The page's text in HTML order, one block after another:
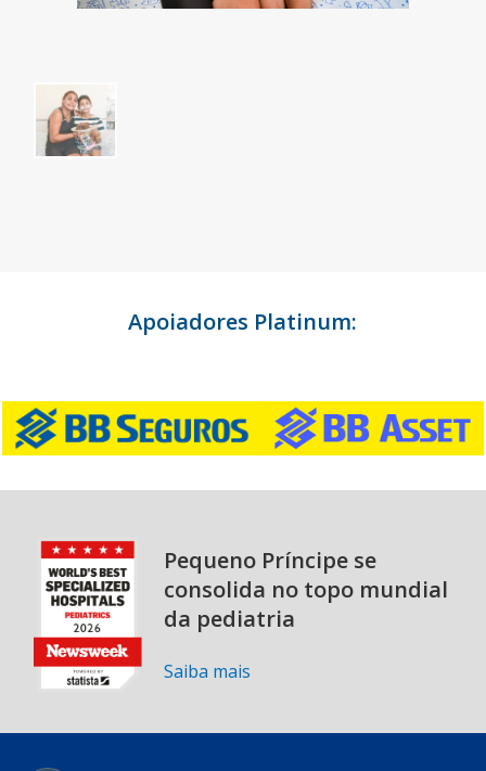
Apoiadores Platinum:
Pequeno Príncipe se
consolida no topo mundial
da pediatria
Saiba mais